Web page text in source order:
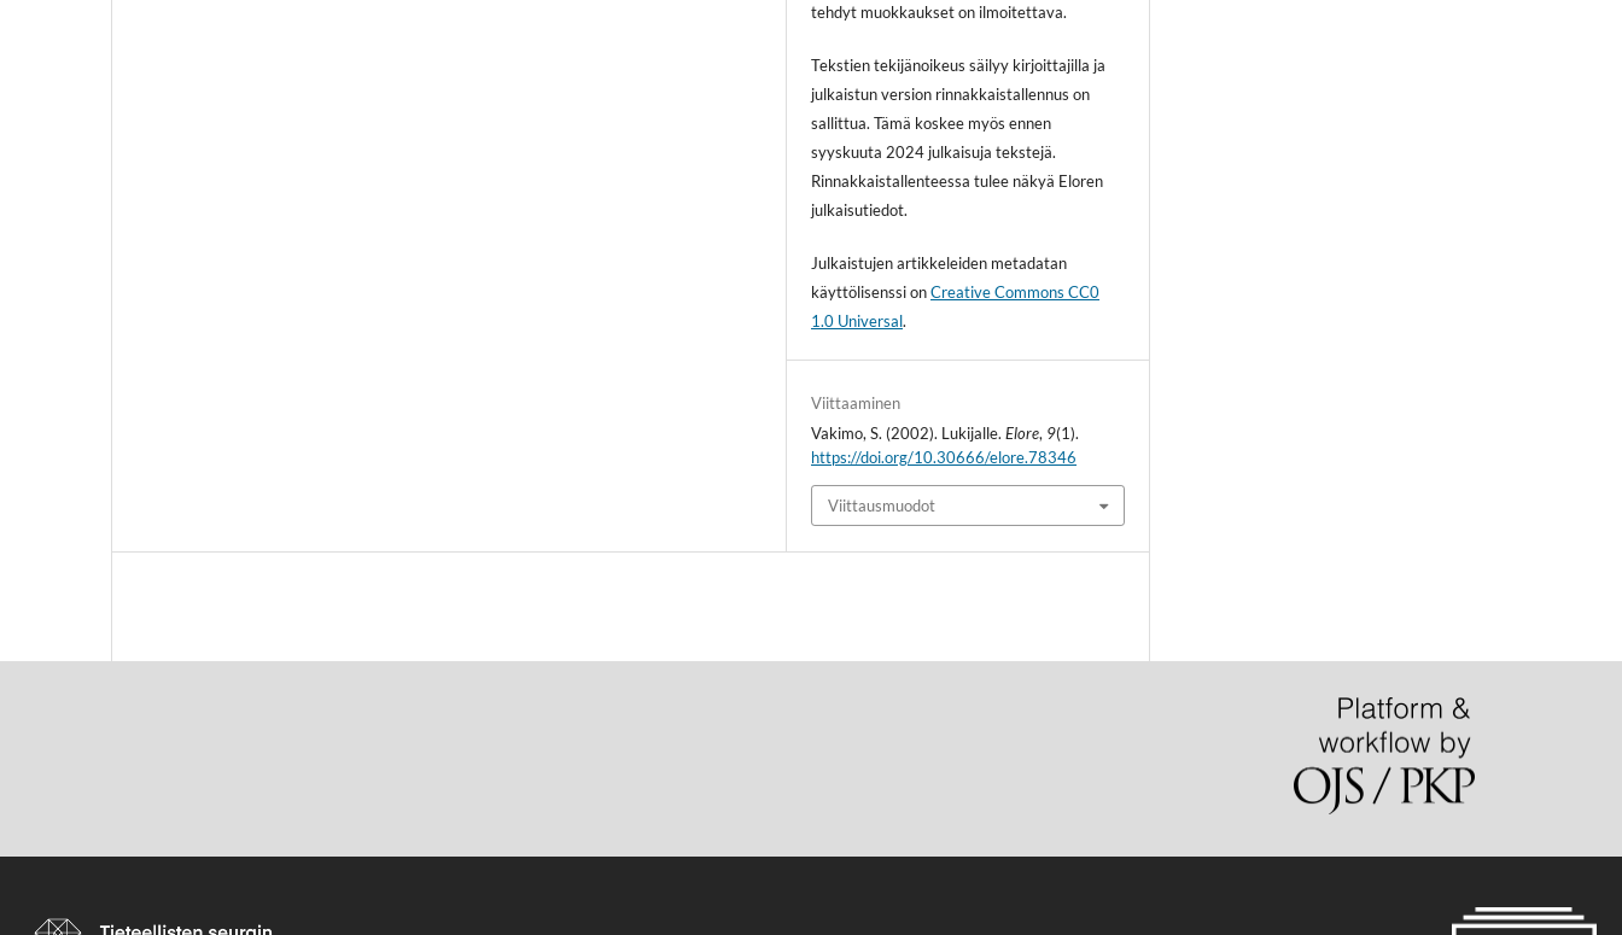
tehdyt muokkaukset on ilmoitettava.
Tekstien tekijänoikeus säilyy kirjoittajilla ja
julkaistun version rinnakkaistallennus on
sallittua. Tämä koskee myös ennen
syyskuuta 2024 julkaisuja tekstejä.
Rinnakkaistallenteessa tulee näkyä Eloren
julkaisutiedot.
Julkaistujen artikkeleiden metadatan
käyttölisenssi onCreative Commons CC0
1.0 Universal.
Viittaaminen
Vakimo, S. (2002). Lukijalle.Elore, 9(1).
https://doi.org/10.30666/elore.78346
Viittausmuodot